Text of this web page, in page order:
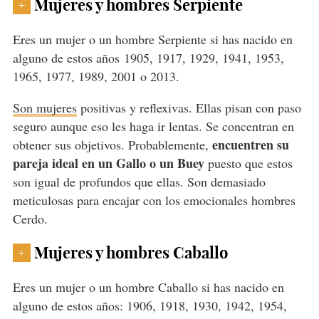
+ Mujeres y hombres Serpiente
Eres un mujer o un hombre Serpiente si has nacido en
alguno de estos años 1905, 1917, 1929, 1941, 1953,
1965, 1977, 1989, 2001 o 2013.
Son mujerespositivas y reflexivas. Ellas pisan con paso
seguro aunque eso les haga ir lentas. Se concentran en
obtener sus objetivos. Probablemente, encuentren su
pareja ideal en un Gallo o un Bueypuesto que estos
son igual de profundos que ellas. Son demasiado
meticulosas para encajar con los emocionales hombres
Cerdo.
+ Mujeres y hombres Caballo
Eres un mujer o un hombre Caballo si has nacido en
alguno de estos años: 1906, 1918, 1930, 1942, 1954,